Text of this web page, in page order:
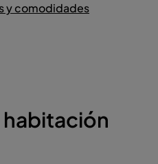
y comodidades
habitación